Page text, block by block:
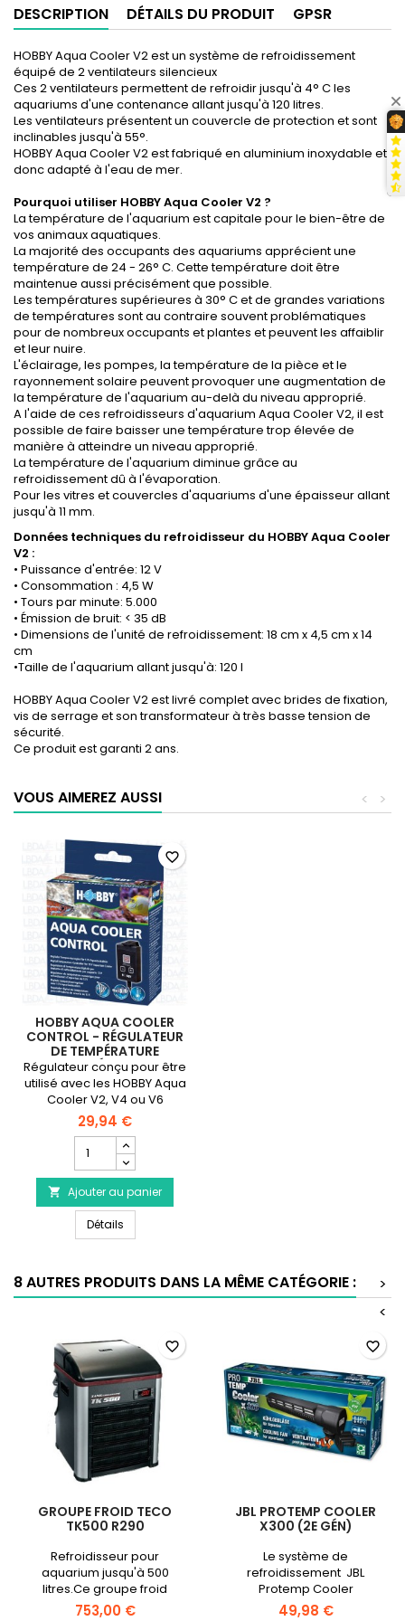
DESCRIPTION DÉTAILS DU PRODUIT GPSR
HOBBY Aqua Cooler V2 est un système de refroidissement
équipé de 2 ventilateurs silencieux
Ces 2 ventilateurs permettent de refroidir jusqu'à 4° C les
aquariums d'une contenance allant jusqu'à 120 litres.
Les ventilateurs présentent un couvercle de protection et sont
inclinables jusqu'à 55°.
HOBBY Aqua Cooler V2 est fabriqué en aluminium inoxydable et
donc adapté à l'eau de mer.
Pourquoi utiliser HOBBY Aqua Cooler V2 ?
La température de l'aquarium est capitale pour le bien-être de
vos animaux aquatiques.
La majorité des occupants des aquariums apprécient une
température de 24 - 26° C. Cette température doit être
maintenue aussi précisément que possible.
Les températures supérieures à 30° C et de grandes variations
de températures sont au contraire souvent problématiques
pour de nombreux occupants et plantes et peuvent les affaiblir
et leur nuire.
L'éclairage, les pompes, la température de la pièce et le
rayonnement solaire peuvent provoquer une augmentation de
la température de l'aquarium au-delà du niveau approprié.
A l'aide de ces refroidisseurs d'aquarium Aqua Cooler V2, il est
possible de faire baisser une température trop élevée de
manière à atteindre un niveau approprié.
La température de l'aquarium diminue grâce au
refroidissement dû à l'évaporation.
Pour les vitres et couvercles d'aquariums d'une épaisseur allant
jusqu'à 11 mm.
Données techniques du refroidisseur du HOBBY Aqua Cooler
V2 :
• Puissance d'entrée: 12 V
• Consommation : 4,5 W
• Tours par minute: 5.000
• Émission de bruit: < 35 dB
• Dimensions de l'unité de refroidissement: 18 cm x 4,5 cm x 14
cm
•Taille de l'aquarium allant jusqu'à: 120 l
HOBBY Aqua Cooler V2 est livré complet avec brides de fixation,
vis de serrage et son transformateur à très basse tension de
sécurité.
Ce produit est garanti 2 ans.
VOUS AIMEREZ AUSSI >
<
HOBBY AQUA COOLER
CONTROL - RÉGULATEUR
DE TEMPÉRATURE
NUMÉRIQUE
Régulateur conçu pour être
utilisé avec les HOBBY Aqua
Cooler V2, V4 ou V6
29,94 €
quantité
du
produit
HOBBY
Aqua
Cooler
-
Régulateur
numérique
 Ajouter au panier
DétailsHOBBY Aqua Cooler Control - Régulateur de
favorite_border
8 AUTRES PRODUITS DANS LA MÊME CATÉGORIE :
>
<
GROUPE FROID TECO
TK500 R290
Refroidisseur pour
aquarium jusqu'à 500
litres.Ce groupe froid
remplace le modèle TECO
753,00 €
favorite_border
JBL PROTEMP COOLER
X300 (2E GÉN)
Le système de
refroidissement JBL
Protemp Cooler
x300 permet de diminuer la
49,98 €
favorite_border